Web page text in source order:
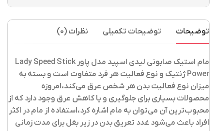
توضیحات توضیحات تکمیلی نظرات (0)
مام استیک صابونی لیدی اسپید مدل پاور Lady Speed Stick
Power ژنتیک و نوع فعالیت هر فرد متفاوت است و بسته به
میزان نوع فعالیت بدن هر شخص عرق می‌کند،امروزه
محصولات بسیاری برای جلوگیری و یا کاهش عرق وجود دارد که از
محبوب‌ترین آن می‌توان به مام‌ اشاره کرد،استفاده از مام در اکثر
افراد باعث می‌شود غدد تعریق بدن در زیر بغل برای مدت زمانی